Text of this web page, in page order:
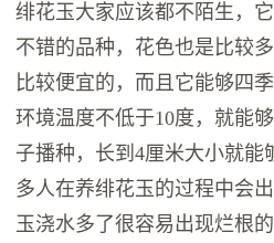
绯花玉大家应该都不陌生，
不错的品种，花色也是比较
比较便宜的，而且它能够四
环境温度不低于10度，就能
子播种，长到4厘米大小就能
多人在养绯花玉的过程中会
玉浇水多了很容易出现烂根